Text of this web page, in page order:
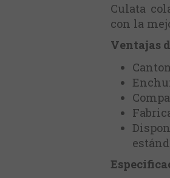
Culata
con la
Ventajas